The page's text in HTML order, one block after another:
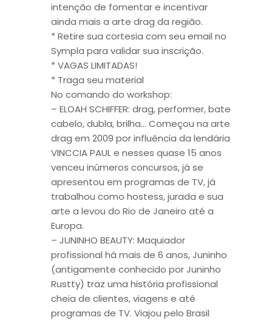
intenção de fomentar e incentivar
ainda mais a arte drag da região.
* Retire sua cortesia com seu email no
Sympla para validar sua inscrição.
* VAGAS LIMITADAS!
* Traga seu material
No comando do workshop:
– ELOAH SCHIFFER: drag, performer, bate
cabelo, dubla, brilha… Começou na arte
drag em 2009 por influência da lendária
VINCCIA PAUL e nesses quase 15 anos
venceu inúmeros concursos, já se
apresentou em programas de TV, já
trabalhou como hostess, jurada e sua
arte a levou do Rio de Janeiro até a
Europa.
– JUNINHO BEAUTY: Maquiador
profissional há mais de 6 anos, Juninho
(antigamente conhecido por Juninho
Rustty) traz uma história profissional
cheia de clientes, viagens e até
programas de TV. Viajou pelo Brasil